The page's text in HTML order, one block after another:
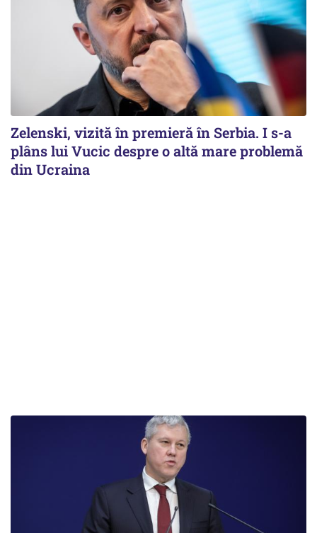
Zelenski, vizită în premieră în Serbia. I s-a
plâns lui Vucic despre o altă mare problemă
din Ucraina